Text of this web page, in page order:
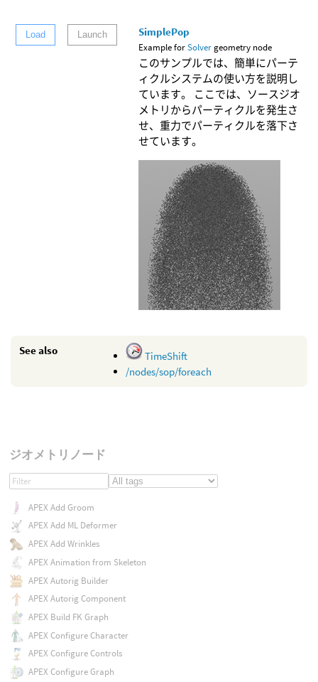
Load Launch SimplePop
Example forSolvergeometry node
このサンプルでは、簡単にパーテ
ィクルシステムの使い方を説明し
ています。 ここでは、ソースジオ
メトリからパーティクルを発生さ
せ、重力でパーティクルを落下さ
せています。
See also
TimeShift
/nodes/sop/foreach
ジオメトリノード
APEX Add Groom
APEX Add ML Deformer
APEX Add Wrinkles
APEX Animation from Skeleton
APEX Autorig Builder
APEX Autorig Component
APEX Build FK Graph
APEX Configure Character
APEX Configure Controls
APEX Configure Graph